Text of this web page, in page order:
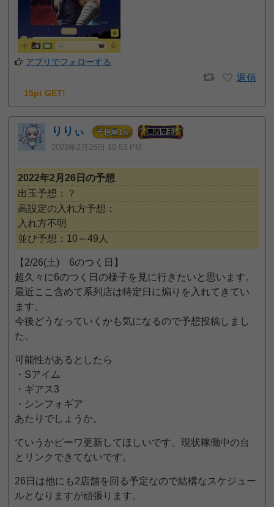
アプリでフォローする
返信
15pt GET!
りりぃ 予想屋1位
2022年2月25日 10:53 PM
2022年2月26日の予想
出玉予想：？
高設定の入れ方予想：
入れ方不明
並び予想：10～49人
【2/26(土) 6のつく日】
超久々に6のつく日の様子を見に行きたいと思います。
最近ここ含めて系列店は特定日に煽りを入れてきてい
ます。
今後どうなっていくかも気になるので予想投稿しまし
た。
可能性があるとしたら
・Sアイム
・ギアス3
・シンフォギア
あたりでしょうか。
ていうかピーワ更新してほしいです、現状稼働中の台
とリンクできてないです。
26日は他にも2店舗を回る予定なので結構なスケジュー
ルとなりますが頑張ります。